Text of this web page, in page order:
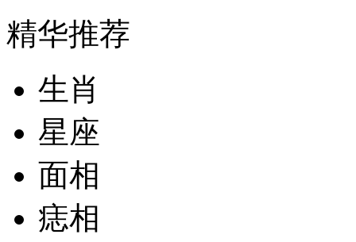
精华推荐
生肖
星座
面相
痣相